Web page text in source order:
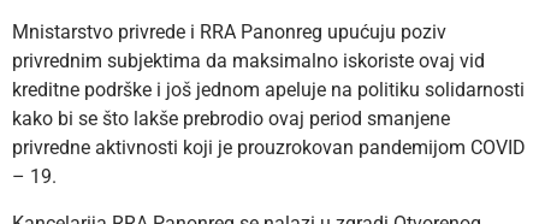
Mnistarstvo privrede i RRA Panonreg upućuju poziv
privrednim subjektima da maksimalno iskoriste ovaj vid
kreditne podrške i još jednom apeluje na politiku solidarnosti
kako bi se što lakše prebrodio ovaj period smanjene
privredne aktivnosti koji je prouzrokovan pandemijom COVID
– 19.